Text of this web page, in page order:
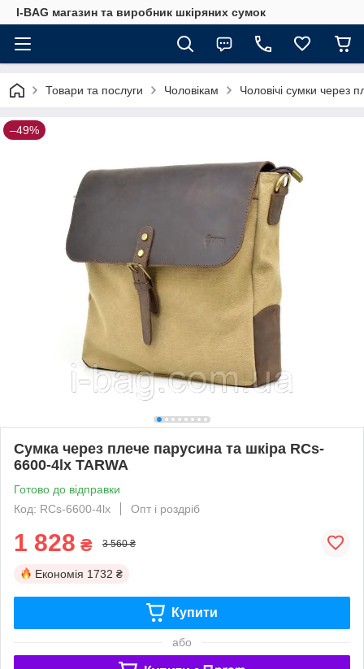
I-BAG магазин та виробник шкіряних сумок
Товари та послуги Чоловікам Чоловічі сумки через
–49%
Сумка через плече парусина та шкіра RCs-
6600-4lx TARWA
Готово до відправки
Код: RCs-6600-4lx
Опт і роздріб
1 828 ₴ 3 560 ₴
Економія 1732 ₴
Купити
або